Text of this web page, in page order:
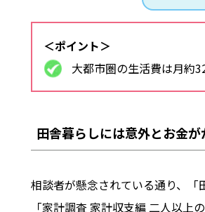
＜ポイント＞
大都市圏の生活費は月約
田舎暮らしには意外とお金が
相談者が懸念されている通り、
「家計調査 家計収支編 二人以